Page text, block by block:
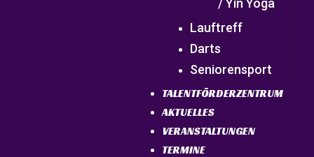
/ Yin Yoga
Lauftreff
Darts
Seniorensport
TALENTFÖRDERZENTRUM
AKTUELLES
VERANSTALTUNGEN
TERMINE